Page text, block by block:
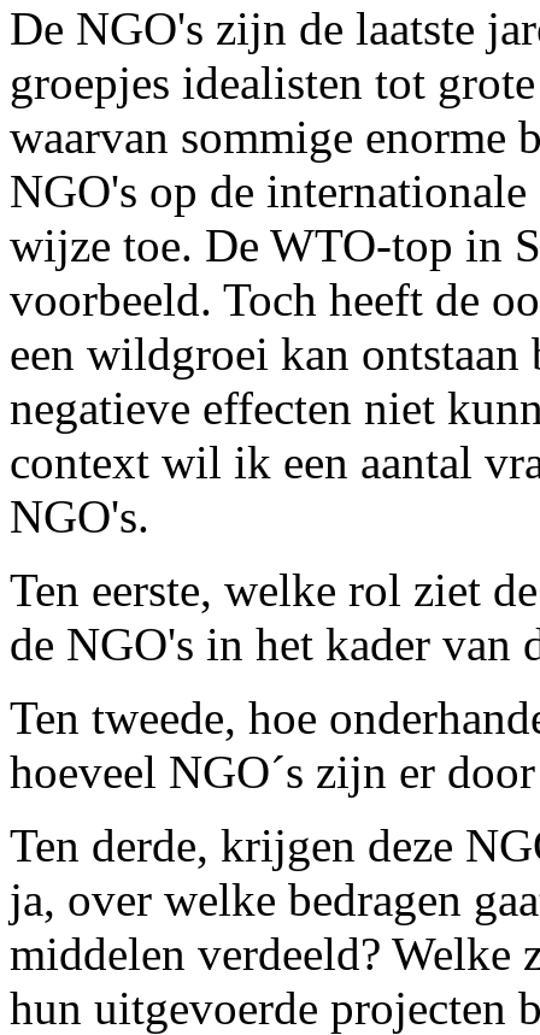
De NGO's zijn de laatste
groepjes idealisten tot
waarvan sommige enorme
NGO's op de
wijze toe. De WTO-top in
voorbeeld. Toch heeft de
een wildgroei kan
negatieve effecten niet
context wil ik een aantal
NGO's.
Ten eerste, welke rol ziet
de NGO's in het kader van
Ten tweede, hoe
hoeveel NGO´s zijn er
Ten derde, krijgen deze
ja, over welke bedragen
middelen verdeeld? Welke
hun uitgevoerde projecten